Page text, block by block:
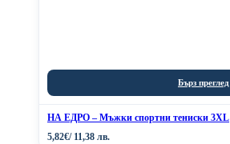
Бърз преглед
НА ЕДРО – Мъжки спортни тениски 3XL
5,82€/ 11,38 лв.